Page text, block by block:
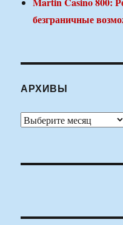
безграничные
АРХИВЫ
Архивы